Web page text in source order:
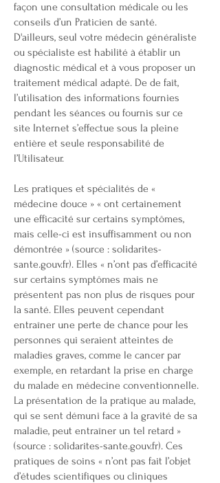
façon une consultation médicale ou les
conseils d’un Praticien de santé.
D'ailleurs, seul votre médecin généraliste
ou spécialiste est habilité à établir un
diagnostic médical et à vous proposer un
traitement médical adapté. De de fait,
l’utilisation des informations fournies
pendant les séances ou fournis sur ce
site Internet s’effectue sous la pleine
entière et seule responsabilité de
l’Utilisateur.
Les pratiques et spécialités de «
médecine douce » « ont certainement
une efficacité sur certains symptômes,
mais celle-ci est insuffisamment ou non
démontrée » (source : solidarites-
sante.gouv.fr). Elles « n’ont pas d’efficacité
sur certains symptômes mais ne
présentent pas non plus de risques pour
la santé. Elles peuvent cependant
entraîner une perte de chance pour les
personnes qui seraient atteintes de
maladies graves, comme le cancer par
exemple, en retardant la prise en charge
du malade en médecine conventionnelle.
La présentation de la pratique au malade,
qui se sent démuni face à la gravité de sa
maladie, peut entraîner un tel retard »
(source : solidarites-sante.gouv.fr). Ces
pratiques de soins « n’ont pas fait l’objet
d’études scientifiques ou cliniques